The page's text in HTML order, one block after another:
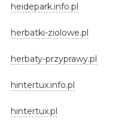
heidepark.info.pl
herbatki-ziolowe.pl
herbaty-przyprawy.pl
hintertux.info.pl
hintertux.pl